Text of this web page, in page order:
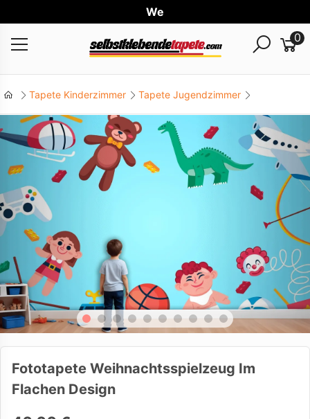
Weltwe
0
Tapete Kinderzimmer Tapete Jugendzimmer
Fototapete Weihnachtsspielzeug Im
Flachen Design